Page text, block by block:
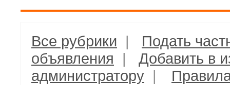
Все рубрики | Подать
объявления | Добавить в
администратору |